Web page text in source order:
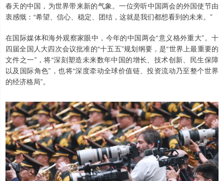
春天的中国，为世界带来新的气象。一位旁听中国两会的外国使节由
衷感慨：“希望、信心、稳定、团结，这就是我们都想看到的未来。”
在国际媒体和海外观察家眼中，今年的中国两会“意义格外重大”。十
四届全国人大四次会议批准的“十五五”规划纲要，是“世界上最重要的
文件之一”，将“深刻塑造未来数年中国的增长、技术创新、民生保障
以及国际角色”，也将“深度牵动全球价值链、投资流动乃至整个世界
的经济格局”。